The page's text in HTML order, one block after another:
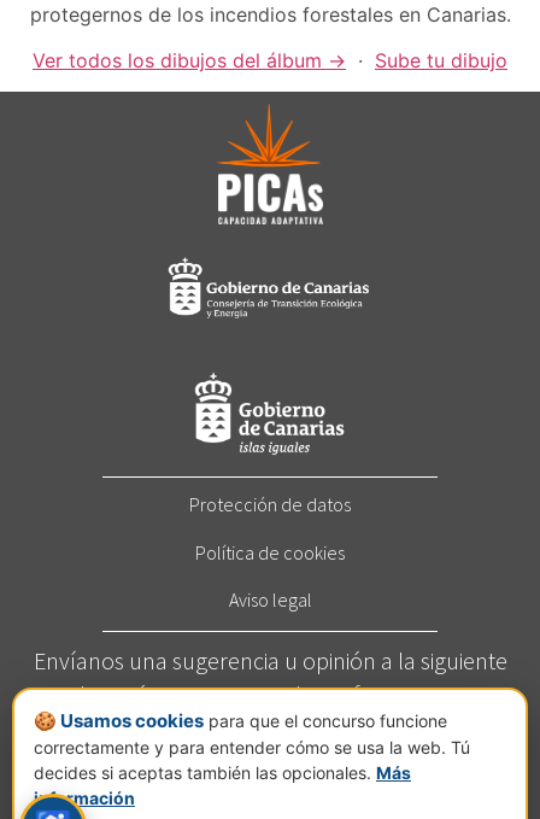
protegernos de los incendios forestales en Canarias.
Ver todos los dibujos del álbum → · Sube tu dibujo
Protección de datos
Política de cookies
Aviso legal
Envíanos una sugerencia u opinión a la siguiente
dirección:concurso@elcortafuegos.com
Llámanos al822 272 209 (Horario: Este servicio está
disponible de lunes a viernes de 7 a 14 horas).
Calle Jesús Hernández Guzmán, nº 2, planta C, Pol.
🍪 Usamos cookies para que el concurso funcione
correctamente y para entender cómo se usa la web. Tú
decides si aceptas también las opcionales. Más
información